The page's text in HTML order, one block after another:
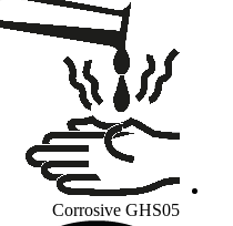
Corrosive GHS05